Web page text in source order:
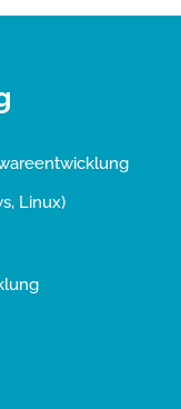
Linux)